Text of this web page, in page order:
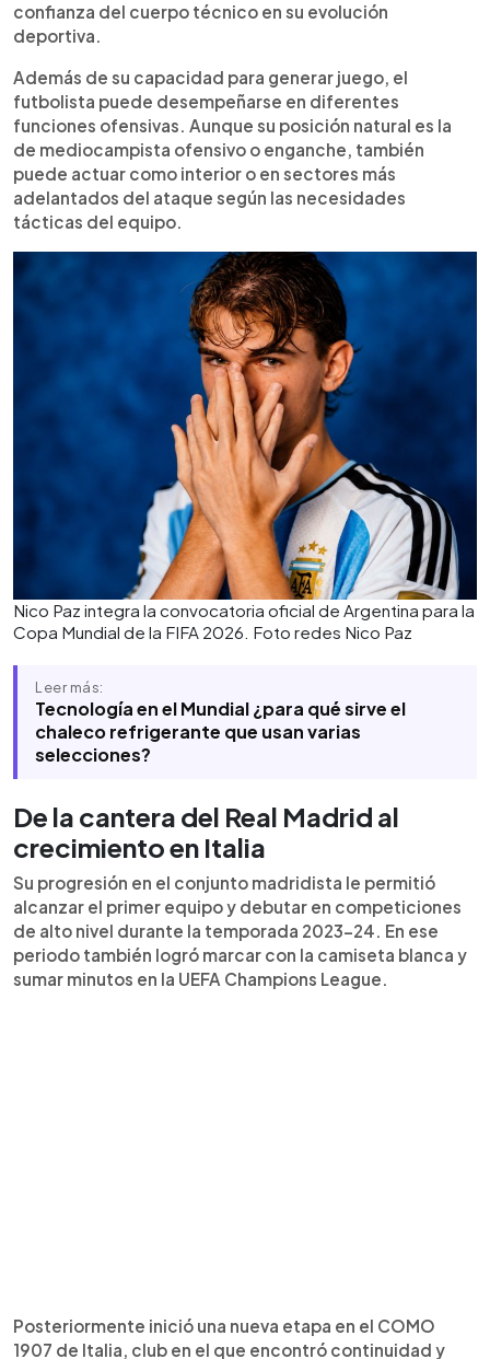
confianza del cuerpo técnico en su evolución
deportiva.
Además de su capacidad para generar juego, el
futbolista puede desempeñarse en diferentes
funciones ofensivas. Aunque su posición natural es la
de mediocampista ofensivo o enganche, también
puede actuar como interior o en sectores más
adelantados del ataque según las necesidades
tácticas del equipo.
Nico Paz integra la convocatoria oficial de Argentina para la
Copa Mundial de la FIFA 2026. Foto redes Nico Paz
Leer más:
Tecnología en el Mundial ¿para qué sirve el
chaleco refrigerante que usan varias
selecciones?
De la cantera del Real Madrid al
crecimiento en Italia
Su progresión en el conjunto madridista le permitió
alcanzar el primer equipo y debutar en competiciones
de alto nivel durante la temporada 2023-24. En ese
periodo también logró marcar con la camiseta blanca y
sumar minutos en la UEFA Champions League.
Posteriormente inició una nueva etapa en el COMO
1907 de Italia, club en el que encontró continuidad y